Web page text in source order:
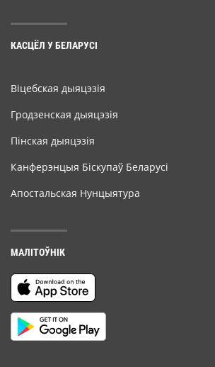
КАСЦЁЛ У БЕЛАРУСІ
Віцебская дыяцэзія
Гродзенская дыяцэзія
Пінская дыяцэзія
Канферэнцыя Біскупаў Беларусі
Апостальская Нунцыятура
МАЛІТОЎНІК